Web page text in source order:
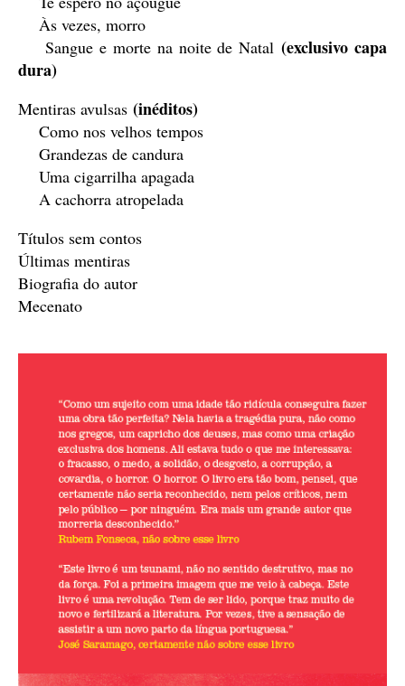
Às vezes, morro
Sangue e morte na noite de Natal(exclusivo capa
dura)
Mentiras avulsas (inéditos)
Como nos velhos tempos
Grandezas de candura
Uma cigarrilha apagada
A cachorra atropelada
Títulos sem contos
Últimas mentiras
Biografia do autor
Mecenato